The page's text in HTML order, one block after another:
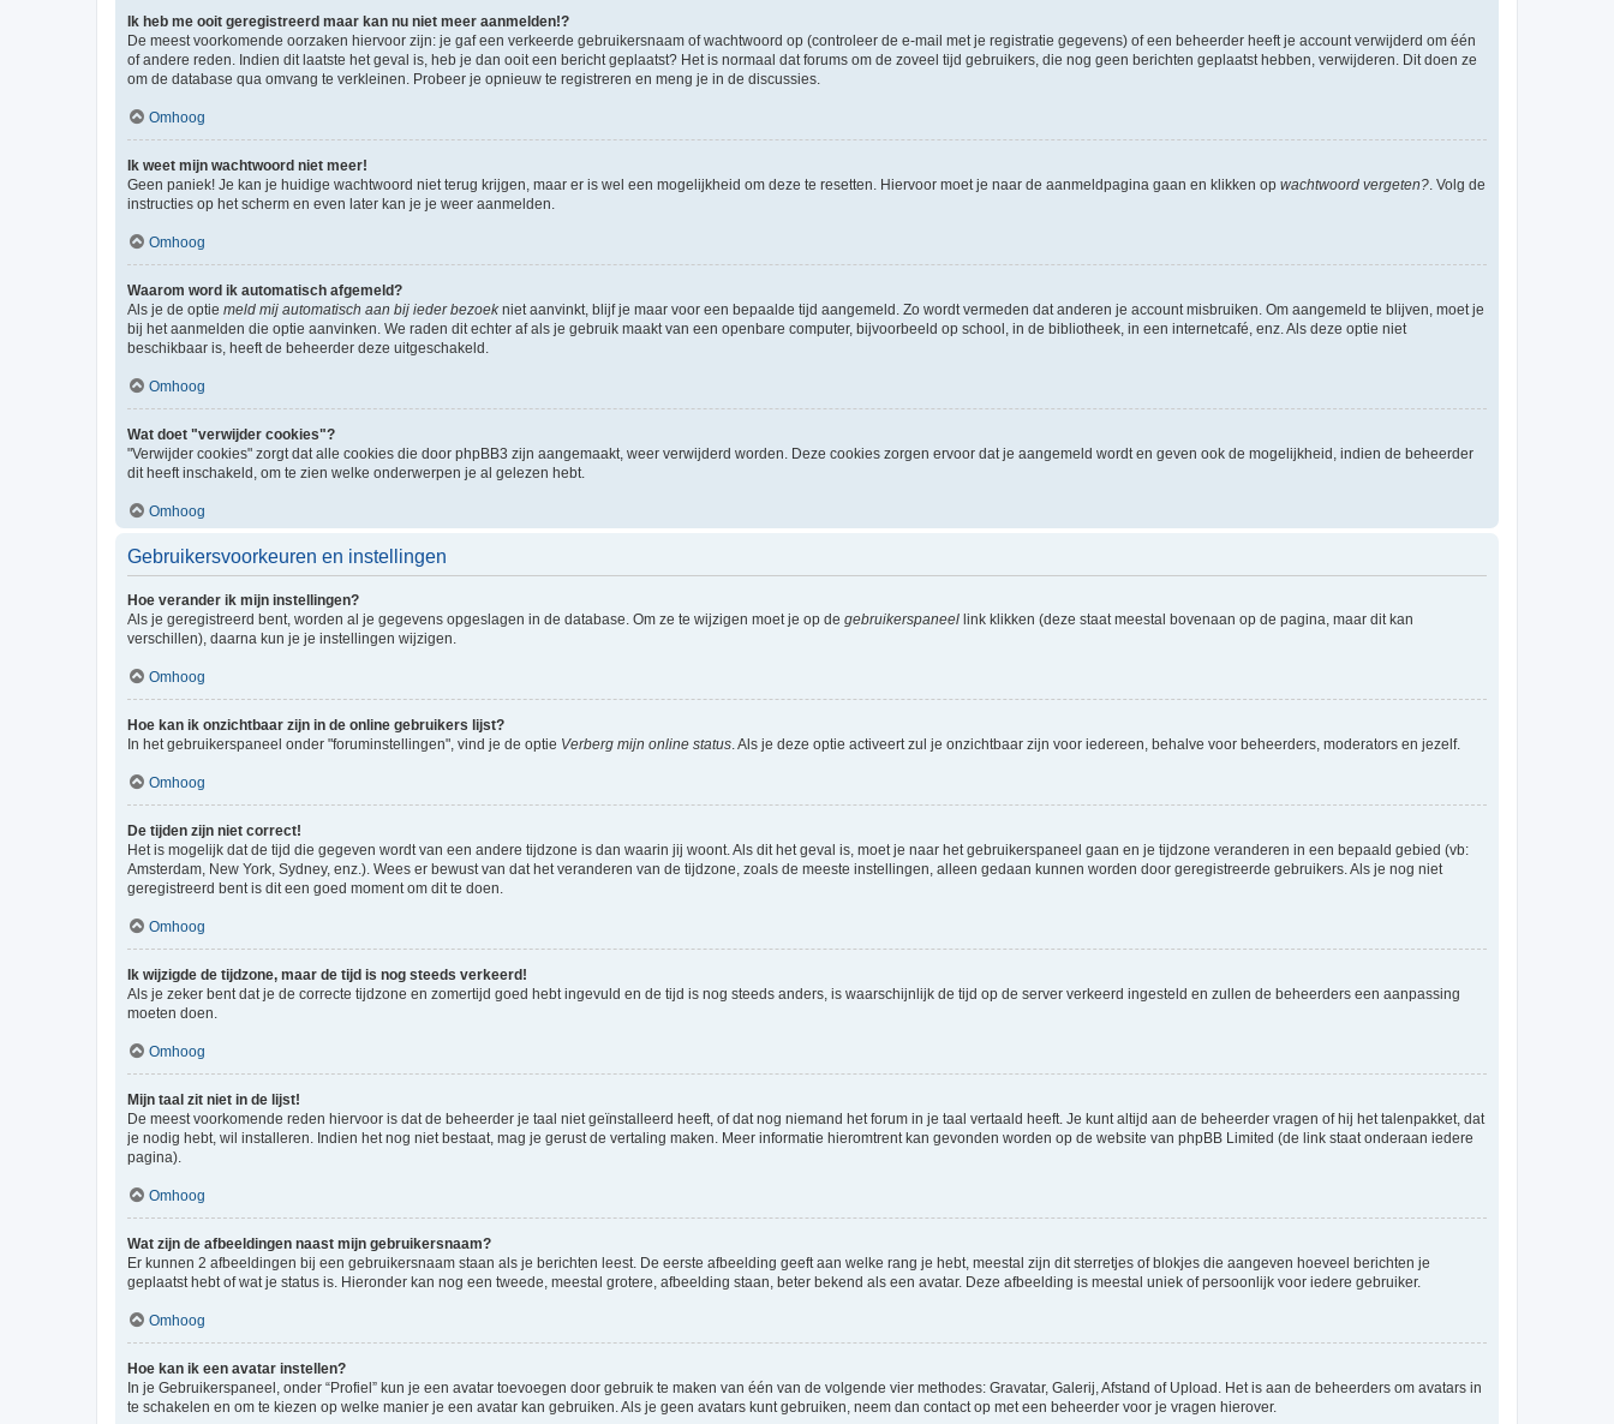
Ik heb me ooit geregistreerd maar kan nu niet meer aanmelden!?
De meest voorkomende oorzaken hiervoor zijn: je gaf een verkeerde gebruikersnaam of wachtwoord op (controleer de e-mail met je registratie gegevens) of een beheerder heeft je account verwijderd om één
of andere reden. Indien dit laatste het geval is, heb je dan ooit een bericht geplaatst? Het is normaal dat forums om de zoveel tijd gebruikers, die nog geen berichten geplaatst hebben, verwijderen. Dit doen ze
om de database qua omvang te verkleinen. Probeer je opnieuw te registreren en meng je in de discussies.
Omhoog
Ik weet mijn wachtwoord niet meer!
Geen paniek! Je kan je huidige wachtwoord niet terug krijgen, maar er is wel een mogelijkheid om deze te resetten. Hiervoor moet je naar de aanmeldpagina gaan en klikken op wachtwoord vergeten? . Volg de
instructies op het scherm en even later kan je je weer aanmelden.
Omhoog
Waarom word ik automatisch afgemeld?
Als je de optie meld mij automatisch aan bij ieder bezoekniet aanvinkt, blijf je maar voor een bepaalde tijd aangemeld. Zo wordt vermeden dat anderen je account misbruiken. Om aangemeld te blijven, moet je
bij het aanmelden die optie aanvinken. We raden dit echter af als je gebruik maakt van een openbare computer, bijvoorbeeld op school, in de bibliotheek, in een internetcafé, enz. Als deze optie niet
beschikbaar is, heeft de beheerder deze uitgeschakeld.
Omhoog
Wat doet "verwijder cookies"?
"Verwijder cookies" zorgt dat alle cookies die door phpBB3 zijn aangemaakt, weer verwijderd worden. Deze cookies zorgen ervoor dat je aangemeld wordt en geven ook de mogelijkheid, indien de beheerder
dit heeft inschakeld, om te zien welke onderwerpen je al gelezen hebt.
Omhoog
Gebruikersvoorkeuren en instellingen
Hoe verander ik mijn instellingen?
Als je geregistreerd bent, worden al je gegevens opgeslagen in de database. Om ze te wijzigen moet je op de gebruikerspaneel link klikken (deze staat meestal bovenaan op de pagina, maar dit kan
verschillen), daarna kun je je instellingen wijzigen.
Omhoog
Hoe kan ik onzichtbaar zijn in de online gebruikers lijst?
In het gebruikerspaneel onder "foruminstellingen", vind je de optie Verberg mijn online status . Als je deze optie activeert zul je onzichtbaar zijn voor iedereen, behalve voor beheerders, moderators en jezelf.
Omhoog
De tijden zijn niet correct!
Het is mogelijk dat de tijd die gegeven wordt van een andere tijdzone is dan waarin jij woont. Als dit het geval is, moet je naar het gebruikerspaneel gaan en je tijdzone veranderen in een bepaald gebied (vb:
Amsterdam, New York, Sydney, enz.). Wees er bewust van dat het veranderen van de tijdzone, zoals de meeste instellingen, alleen gedaan kunnen worden door geregistreerde gebruikers. Als je nog niet
geregistreerd bent is dit een goed moment om dit te doen.
Omhoog
Ik wijzigde de tijdzone, maar de tijd is nog steeds verkeerd!
Als je zeker bent dat je de correcte tijdzone en zomertijd goed hebt ingevuld en de tijd is nog steeds anders, is waarschijnlijk de tijd op de server verkeerd ingesteld en zullen de beheerders een aanpassing
moeten doen.
Omhoog
Mijn taal zit niet in de lijst!
De meest voorkomende reden hiervoor is dat de beheerder je taal niet geïnstalleerd heeft, of dat nog niemand het forum in je taal vertaald heeft. Je kunt altijd aan de beheerder vragen of hij het talenpakket, dat
je nodig hebt, wil installeren. Indien het nog niet bestaat, mag je gerust de vertaling maken. Meer informatie hieromtrent kan gevonden worden op de website van phpBB Limited (de link staat onderaan iedere
pagina).
Omhoog
Wat zijn de afbeeldingen naast mijn gebruikersnaam?
Er kunnen 2 afbeeldingen bij een gebruikersnaam staan als je berichten leest. De eerste afbeelding geeft aan welke rang je hebt, meestal zijn dit sterretjes of blokjes die aangeven hoeveel berichten je
geplaatst hebt of wat je status is. Hieronder kan nog een tweede, meestal grotere, afbeelding staan, beter bekend als een avatar. Deze afbeelding is meestal uniek of persoonlijk voor iedere gebruiker.
Omhoog
Hoe kan ik een avatar instellen?
In je Gebruikerspaneel, onder “Profiel” kun je een avatar toevoegen door gebruik te maken van één van de volgende vier methodes: Gravatar, Galerij, Afstand of Upload. Het is aan de beheerders om avatars in
te schakelen en om te kiezen op welke manier je een avatar kan gebruiken. Als je geen avatars kunt gebruiken, neem dan contact op met een beheerder voor je vragen hierover.